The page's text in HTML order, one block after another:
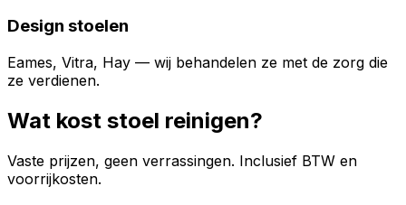
Design stoelen
Eames, Vitra, Hay — wij behandelen ze met de zorg die
ze verdienen.
Wat kost stoel reinigen?
Vaste prijzen, geen verrassingen. Inclusief BTW en
voorrijkosten.